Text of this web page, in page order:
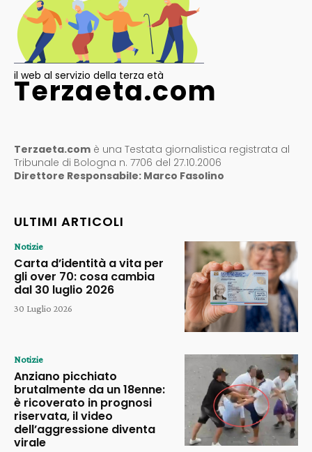
il web al servizio della terza età
Terzaeta.com
Terzaeta.com è una Testata giornalistica registrata al
Tribunale di Bologna n. 7706 del 27.10.2006
Direttore Responsabile: Marco Fasolino
ULTIMI ARTICOLI
Notizie
Carta d’identità a vita per
gli over 70: cosa cambia
dal 30 luglio 2026
30 Luglio 2026
Notizie
Anziano picchiato
brutalmente da un 18enne:
è ricoverato in prognosi
riservata, il video
dell’aggressione diventa
virale